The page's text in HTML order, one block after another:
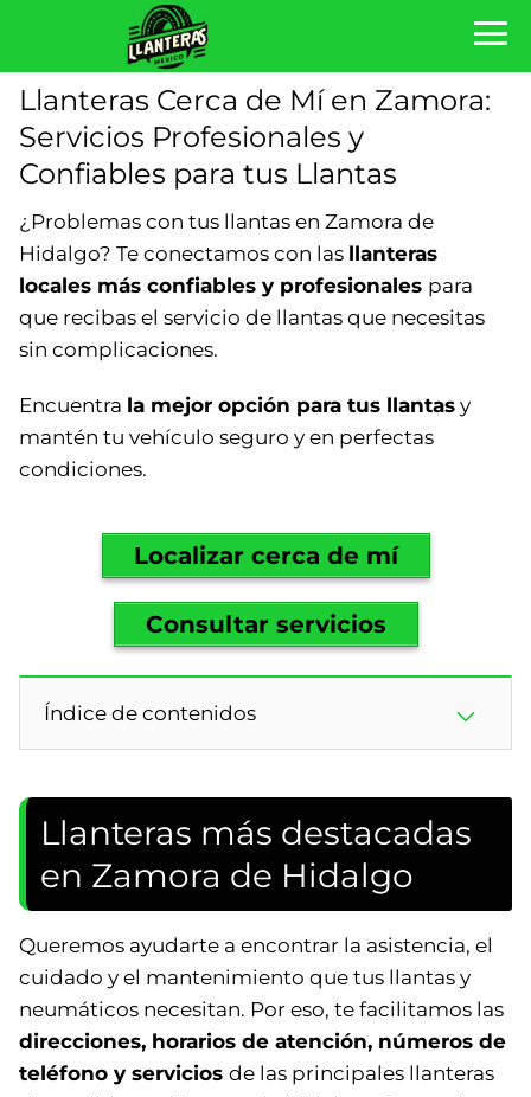
Llanteras Cerca de Mí en Zamora:
Servicios Profesionales y
Confiables para tus Llantas
¿Problemas con tus llantas en Zamora de
Hidalgo? Te conectamos con las llanteras
locales más confiables y profesionales para
que recibas el servicio de llantas que necesitas
sin complicaciones.
Encuentra la mejor opción para tus llantas y
mantén tu vehículo seguro y en perfectas
condiciones.
Localizar cerca de mí
Consultar servicios
Índice de contenidos
Llanteras más destacadas
en Zamora de Hidalgo
Queremos ayudarte a encontrar la asistencia, el
cuidado y el mantenimiento que tus llantas y
neumáticos necesitan. Por eso, te facilitamos las
direcciones, horarios de atención, números de
teléfono y servicios de las principales llanteras